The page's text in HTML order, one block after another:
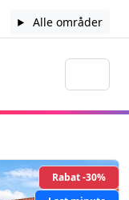
Alle områder
Rabat -30%